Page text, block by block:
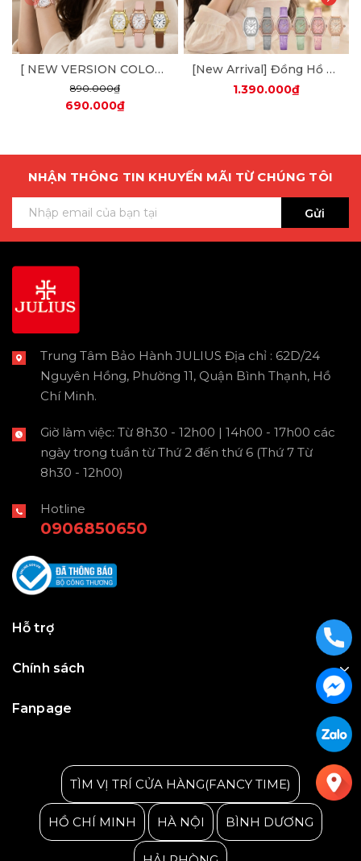
[ NEW VERSION COLOR ] Đồng Hồ Nữ JA-544 Julius Hàn Quốc Dây Da
890.000₫
690.000₫
[New Arrival] Đồng Hồ Nữ JA-1590 Julius Dây Da (Nhiều Màu)
1.390.000₫
NHẬN THÔNG TIN KHUYẾN MÃI TỪ CHÚNG TÔI
Gửi
Trung Tâm Bảo Hành JULIUS Địa chỉ : 62D/24
Nguyên Hồng, Phường 11, Quận Bình Thạnh, Hồ
Chí Minh.
Giờ làm việc: Từ 8h30 - 12h00 | 14h00 - 17h00 các
ngày trong tuần từ Thứ 2 đến thứ 6 (Thứ 7 Từ
8h30 - 12h00)
Hotline
0906850650
Hỗ trợ
Chính sách
Fanpage
TÌM VỊ TRÍ CỬA HÀNG(FANCY TIME)
HỒ CHÍ MINH HÀ NỘI BÌNH DƯƠNG